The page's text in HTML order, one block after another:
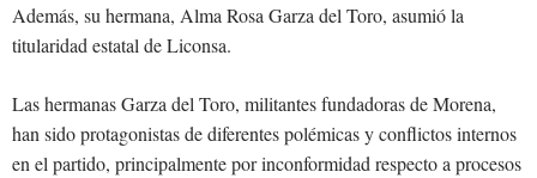
Además, su hermana, Alma Rosa Garza del Toro, asumió la
titularidad estatal de Liconsa.
Las hermanas Garza del Toro, militantes fundadoras de Morena,
han sido protagonistas de diferentes polémicas y conflictos internos
en el partido, principalmente por inconformidad respecto a procesos